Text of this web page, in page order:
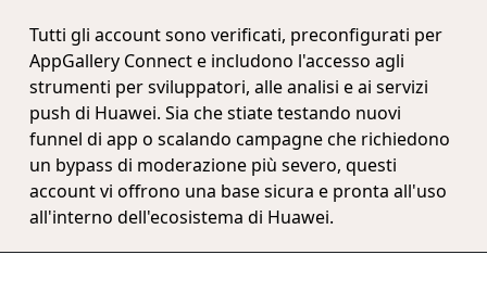
Tutti gli account sono verificati, preconfigurati per
AppGallery Connect e includono l'accesso agli
strumenti per sviluppatori, alle analisi e ai servizi
push di Huawei. Sia che stiate testando nuovi
funnel di app o scalando campagne che richiedono
un bypass di moderazione più severo, questi
account vi offrono una base sicura e pronta all'uso
all'interno dell'ecosistema di Huawei.